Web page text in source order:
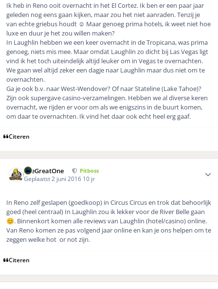
Ik heb in Reno ooit overnacht in het El Cortez. Ik ben er een paar jaar
geleden nog eens gaan kijken, maar zou het niet aanraden. Tenzij je
van echte griebus houdt ☺️ Maar genoeg prima hotels, ik weet niet hoe
luxe en duur je het zou willen maken?
In Laughlin hebben we een keer overnacht in de Tropicana, was prima
genoeg, niets mis mee. Maar omdat Laughlin zo dicht bij Las Vegas ligt
vind ik het toch uiteindelijk altijd leuker om in Vegas te overnachten.
We gaan wel altijd zeker een dagje naar Laughlin maar dus niet om te
overnachten.
Ga je ook b.v. naar West-Wendover? Of naar Stateline (Lake Tahoe)?
Zijn ook supergave casino-verzamelingen. Hebben we al diverse keren
overnacht, we rijden er voor om als we enigszins in de buurt komen,
om daar te overnachten. Ik vind het daar ook echt heel erg gaaf.
Citeren
TheGreatOne Pitboss
Geplaatst 2 juni 2016 10 jr
In Reno zelf geslapen (goedkoop) in Circus Circus en trok dat behoorlijk
goed (heel centraal) In Laughlin zou ik lekker voor de River Belle gaan
😊. Binnenkort komen alle reviews van Laughlin (hotel/casino) online.
Van Reno komen ze pas volgend jaar online en kan je ons helpen om te
zeggen welke hot or not zijn.
Citeren